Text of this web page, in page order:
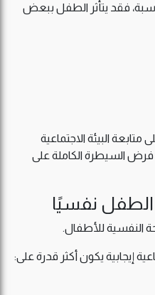
فقد يتأثر الطفل ببعض
البيئة الاجتماعية
السيطرة الكاملة على
الطفل نفسيًا
النفسية للأطفال.
إيجابية يكون أكثر قدرة على: